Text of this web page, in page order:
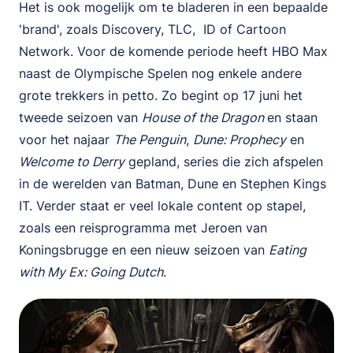
Het is ook mogelijk om te bladeren in een bepaalde
'brand', zoals Discovery, TLC, ID of Cartoon
Network. Voor de komende periode heeft HBO Max
naast de Olympische Spelen nog enkele andere
grote trekkers in petto. Zo begint op 17 juni het
tweede seizoen van House of the Dragonen staan
voor het najaar The Penguin, Dune: Prophecyen
Welcome to Derrygepland, series die zich afspelen
in de werelden van Batman, Dune en Stephen Kings
IT. Verder staat er veel lokale content op stapel,
zoals een reisprogramma met Jeroen van
Koningsbrugge en een nieuw seizoen van Eating
with My Ex: Going Dutch.